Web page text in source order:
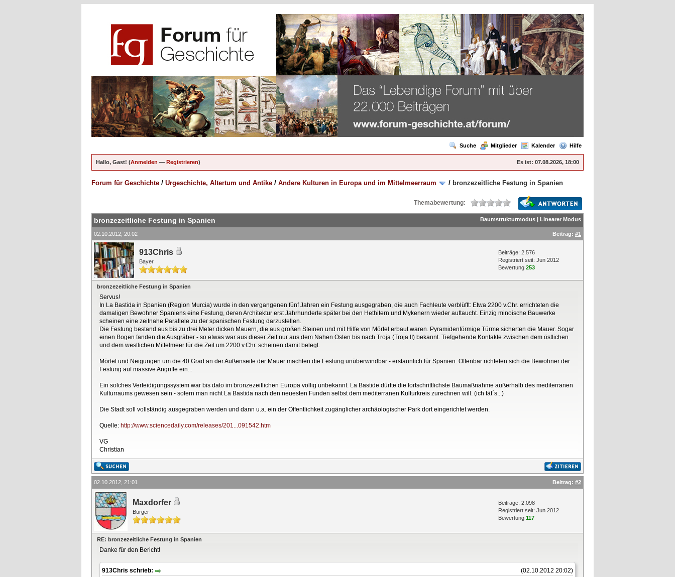
Suche Mitglieder Kalender Hilfe
Es ist: 07.08.2026, 18:00
Hallo, Gast! (Anmelden — Registrieren)
Forum für Geschichte / Urgeschichte, Altertum und Antike / Andere Kulturen in Europa und im Mittelmeerraum / bronzezeitliche Festung in Spanien
Themabewertung:
Baumstrukturmodus | Linearer Modus
bronzezeitliche Festung in Spanien
02.10.2012, 20:02 Beitrag: #1
913Chris
Bayer
Beiträge: 2.576
Registriert seit: Jun 2012
Bewertung 253
bronzezeitliche Festung in Spanien
Servus!
In La Bastida in Spanien (Region Murcia) wurde in den vergangenen fünf Jahren ein Festung ausgegraben, die auch Fachleute verblüfft: Etwa 2200 v.Chr. errichteten die
damaligen Bewohner Spaniens eine Festung, deren Architektur erst Jahrhunderte später bei den Hethitern und Mykenern wieder auftaucht. Einzig minoische Bauwerke
scheinen eine zeitnahe Parallele zu der spanischen Festung darzustellen.
Die Festung bestand aus bis zu drei Meter dicken Mauern, die aus großen Steinen und mit Hilfe von Mörtel erbaut waren. Pyramidenförmige Türme sicherten die Mauer. Sogar
einen Bogen fanden die Ausgräber - so etwas war aus dieser Zeit nur aus dem Nahen Osten bis nach Troja (Troja II) bekannt. Tiefgehende Kontakte zwischen dem östlichen
und dem westlichen Mittelmeer für die Zeit um 2200 v.Chr. scheinen damit belegt.
Mörtel und Neigungen um die 40 Grad an der Außenseite der Mauer machten die Festung unüberwindbar - erstaunlich für Spanien. Offenbar richteten sich die Bewohner der
Festung auf massive Angriffe ein...
Ein solches Verteidigungssystem war bis dato im bronzezeitlichen Europa völlig unbekannt. La Bastide dürfte die fortschrittlichste Baumaßnahme außerhalb des mediterranen
Kulturraums gewesen sein - sofern man nicht La Bastida nach den neuesten Funden selbst dem mediterranen Kulturkreis zurechnen will. (ich tät´s...)
Die Stadt soll vollständig ausgegraben werden und dann u.a. ein der Öffentlichkeit zugänglicher archäologischer Park dort eingerichtet werden.
Quelle: http://www.sciencedaily.com/releases/201...091542.htm
VG
Christian
02.10.2012, 21:01 Beitrag: #2
Maxdorfer
Bürger
Beiträge: 2.098
Registriert seit: Jun 2012
Bewertung 117
RE: bronzezeitliche Festung in Spanien
Danke für den Bericht!
(02.10.2012 20:02)
913Chris schrieb: